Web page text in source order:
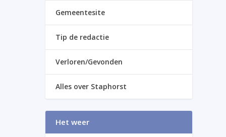
Gemeentesite
Tip de redactie
Verloren/Gevonden
Alles over Staphorst
Het weer